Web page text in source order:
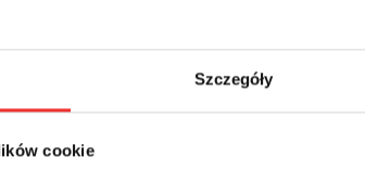
Szczegóły
cookie
7
GODZIN